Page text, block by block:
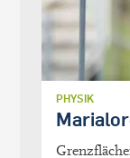
PHYSIK